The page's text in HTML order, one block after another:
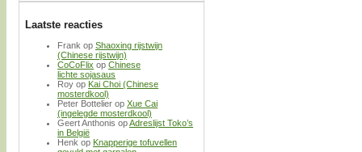
Laatste reacties
Frank op Shaoxing rijstwijn
(Chinese rijstwijn)
CoCoFlix op Chinese
lichte sojasaus
Roy op Kai Choi (Chinese
mosterdkool)
Peter Bottelier op Xue Cai
(ingelegde mosterdkool)
Geert Anthonis opAdreslijst Toko’s
in België
Henk op Knapperige tofuvellen